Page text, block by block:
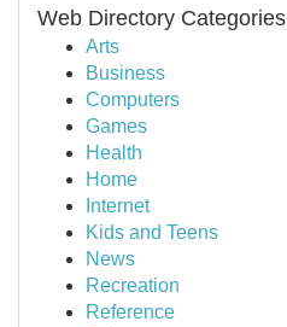
Web Directory Categories
Arts
Business
Computers
Games
Health
Home
Internet
Kids and Teens
News
Recreation
Reference